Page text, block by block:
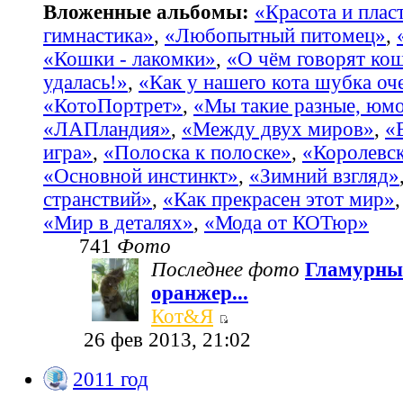
Вложенные альбомы: «Красота и
гимнастика», «Любопытный питомец»,
«Кошки - лакомки», «О чём говорят
удалась!», «Как у нашего кота шубка
«КотоПортрет», «Мы такие разные,
«ЛАПландия», «Между двух миров»,
игра», «Полоска к полоске»,
«Основной инстинкт», «Зимний взгляд»
странствий», «Как прекрасен этот мир»
«Мир в деталях», «Мода от КОТюр»
741 Фото
Последнее фото
оранжер...
Кот&Я
26 фев 2013, 21:02
2011 год